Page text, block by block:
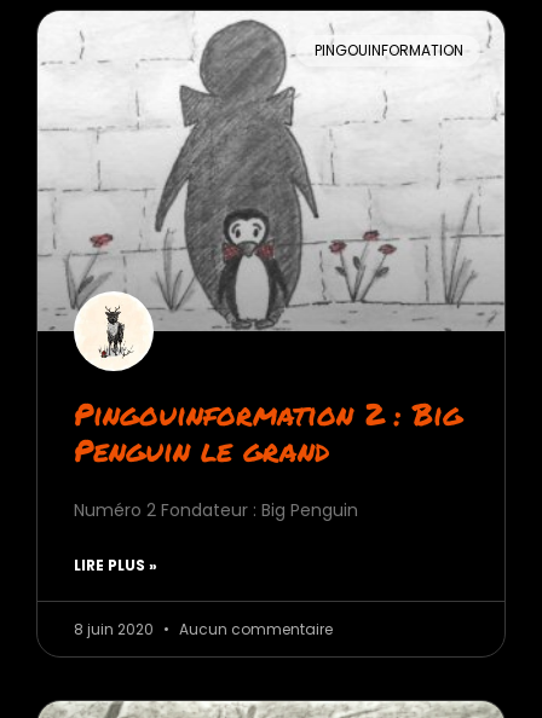
PINGOUINFORMATION
Pingouinformation 2 : Big
Penguin le grand
Numéro 2 Fondateur : Big Penguin
LIRE PLUS »
8 juin 2020 Aucun commentaire